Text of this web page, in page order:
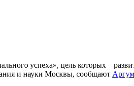
успеха», цель которых –
и науки Москвы, сообщают